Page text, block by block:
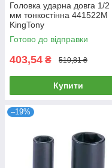
Головка ударна довга 1/2
мм тонкостінна 441522M
KingTony
Готово до відправки
403,54 ₴ 510,81 ₴
Купити
–19%